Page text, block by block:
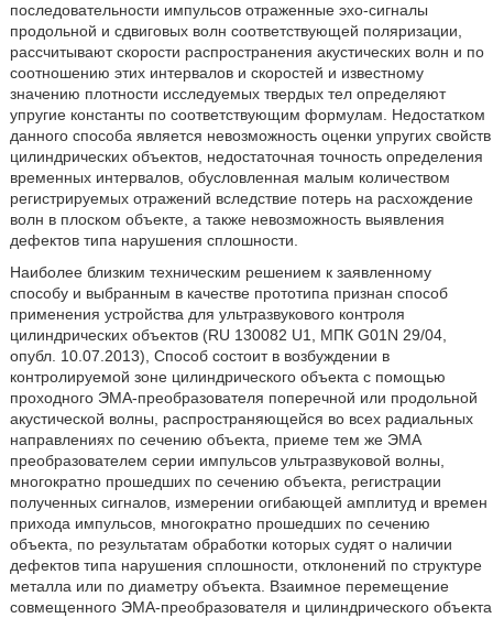
последовательности импульсов отраженные эхо-сигналы
продольной и сдвиговых волн соответствующей поляризации,
рассчитывают скорости распространения акустических волн и по
соотношению этих интервалов и скоростей и известному
значению плотности исследуемых твердых тел определяют
упругие константы по соответствующим формулам. Недостатком
данного способа является невозможность оценки упругих свойств
цилиндрических объектов, недостаточная точность определения
временных интервалов, обусловленная малым количеством
регистрируемых отражений вследствие потерь на расхождение
волн в плоском объекте, а также невозможность выявления
дефектов типа нарушения сплошности.
Наиболее близким техническим решением к заявленному
способу и выбранным в качестве прототипа признан способ
применения устройства для ультразвукового контроля
цилиндрических объектов (RU 130082 U1, МПК G01N 29/04,
опубл. 10.07.2013), Способ состоит в возбуждении в
контролируемой зоне цилиндрического объекта с помощью
проходного ЭМА-преобразователя поперечной или продольной
акустической волны, распространяющейся во всех радиальных
направлениях по сечению объекта, приеме тем же ЭМА
преобразователем серии импульсов ультразвуковой волны,
многократно прошедших по сечению объекта, регистрации
полученных сигналов, измерении огибающей амплитуд и времен
прихода импульсов, многократно прошедших по сечению
объекта, по результатам обработки которых судят о наличии
дефектов типа нарушения сплошности, отклонений по структуре
металла или по диаметру объекта. Взаимное перемещение
совмещенного ЭМА-преобразователя и цилиндрического объекта